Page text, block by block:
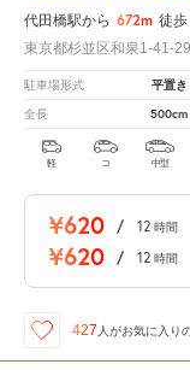
代田橋駅から 672m 徒歩
東京都杉並区和泉1-41-
駐車場形式 平置き
全長 500cm
軽 コ 中型
¥620 / 12 時間
¥620 / 12 時間
427 人がお気に入り